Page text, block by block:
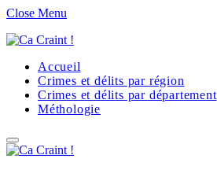
Close Menu
Accueil
Crimes et délits par région
Crimes et délits par département
Méthologie